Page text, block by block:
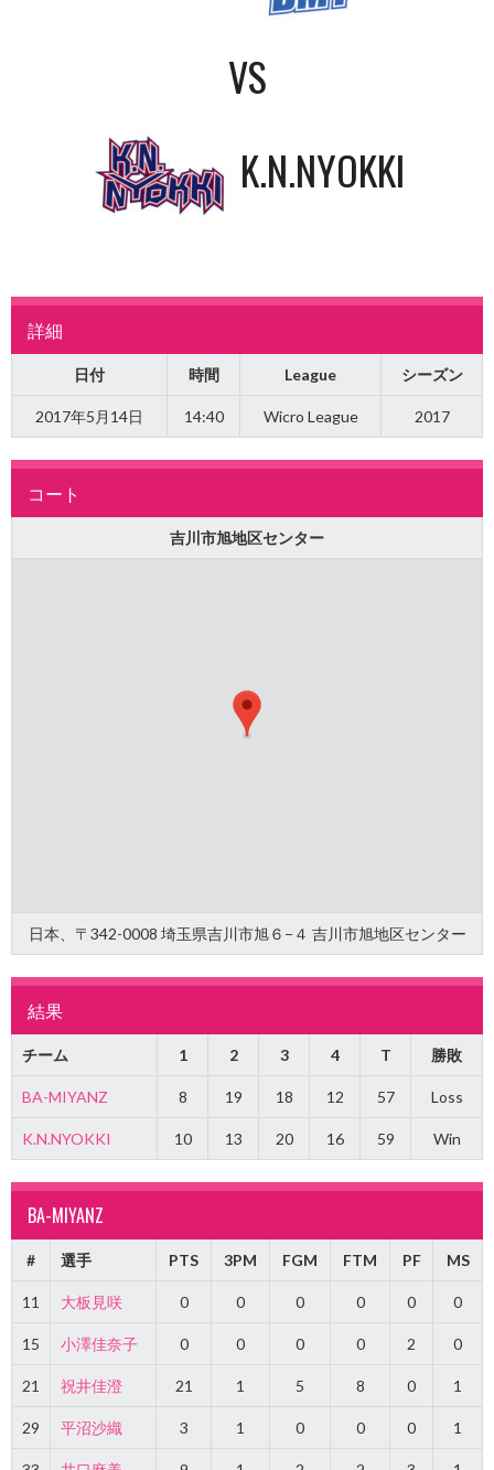
VS
K.N.NYOKKI
詳細
日付 時間 League シーズン
2017年5月14日 14:40 Wicro League 2017
コート
吉川市旭地区センター
日本、〒342-0008 埼玉県吉川市旭６−４ 吉川市旭地区センター
結果
チーム 1 2 3 4 T 勝敗
BA-MIYANZ 8 19 18 12 57 Loss
K.N.NYOKKI 10 13 20 16 59 Win
BA-MIYANZ
# 選手 PTS 3PM FGM FTM PF MS
11 大板見咲 0 0 0 0 0 0
15 小澤佳奈子 0 0 0 0 2 0
21 祝井佳澄 21 1 5 8 0 1
29 平沼沙織 3 1 0 0 0 1